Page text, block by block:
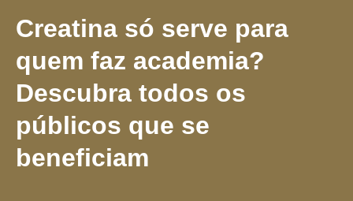
Creatina só serve para
quem faz academia?
Descubra todos os
públicos que se
beneficiam